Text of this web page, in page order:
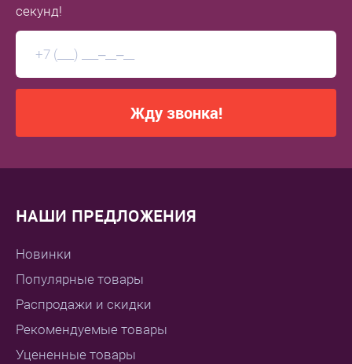
секунд!
Жду звонка!
НАШИ ПРЕДЛОЖЕНИЯ
Новинки
Популярные товары
Распродажи и скидки
Рекомендуемые товары
Уцененные товары